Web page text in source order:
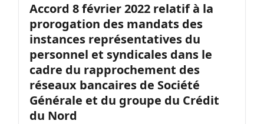
Accord 8 février 2022 relatif à la
prorogation des mandats des
instances représentatives du
personnel et syndicales dans le
cadre du rapprochement des
réseaux bancaires de Société
Générale et du groupe du Crédit
du Nord